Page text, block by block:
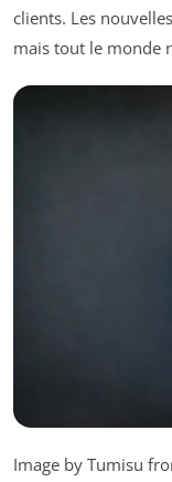
clients. Les
mais tout le monde
Image by Tumisu